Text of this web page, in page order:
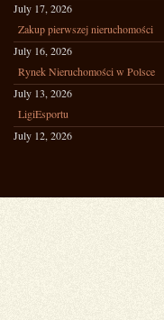
July 17, 2026
Zakup pierwszej nieruchomości
July 16, 2026
Rynek Nieruchomości w Polsce
July 13, 2026
LigiEsportu
July 12, 2026